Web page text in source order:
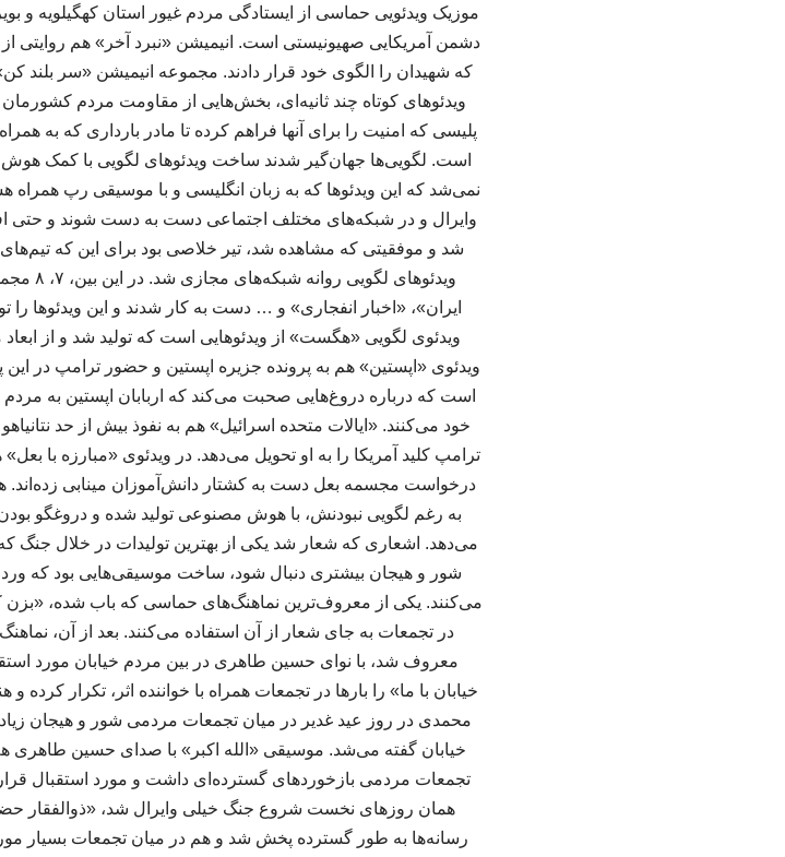
موزیک ویدئویی حماسی از ایستادگی مردم غیور استان کهگیلویه و
دشمن آمریکایی صهیونیستی است. انیمیشن «نبرد آخر» هم روایتی
ویدئوهای کوتاه چند ثانیه‌ای، بخش‌هایی از مقاومت مردم کشورمان
پلیسی که امنیت را برای آنها فراهم کرده تا مادر بارداری که به
است. لگویی‌ها جهان‌گیر شدند ساخت ویدئوهای لگویی با کمک هوش
نمی‌شد که این ویدئوها که به زبان انگلیسی و با موسیقی رپ همراه
وایرال و در شبکه‌های مختلف اجتماعی دست به دست شوند و حتی
شد و موفقیتی که مشاهده شد، تیر خلاصی بود برای این که
ایران»، «اخبار انفجاری» و … دست به کار شدند و این ویدئوها را
ویدئوی لگویی «هگست» از ویدئوهایی است که تولید شد و از
ویدئوی «اپستین» هم به پرونده جزیره اپستین و حضور ترامپ در این
است که درباره دروغ‌هایی صحبت می‌کند که اربابان اپستین به
خود می‌کنند. «ایالات متحده اسرائیل» هم به نفوذ بیش از حد
ترامپ کلید آمریکا را به او تحویل می‌دهد. در ویدئوی «مبارزه با
درخواست مجسمه بعل دست به کشتار دانش‌آموزان مینابی زده‌اند.
به رغم لگویی نبودنش، با هوش مصنوعی تولید شده و دروغگو
می‌دهد. اشعاری که شعار شد یکی از بهترین تولیدات در خلال جنگ
شور و هیجان بیشتری دنبال شود، ساخت موسیقی‌هایی بود که ورد
می‌کنند. یکی از معروف‌ترین نماهنگ‌های حماسی که باب شده،
در تجمعات به جای شعار از آن استفاده می‌کنند. بعد از آن،
معروف شد، با نوای حسین طاهری در بین مردم خیابان مورد
خیابان با ما» را بارها در تجمعات همراه با خواننده اثر، تکرار
محمدی در روز عید غدیر در میان تجمعات مردمی شور و هیجان
خیابان گفته می‌شد. موسیقی «الله اکبر» با صدای حسین طاهری
تجمعات مردمی بازخوردهای گسترده‌ای داشت و مورد استقبال
همان روزهای نخست شروع جنگ خیلی وایرال شد، «ذوالفقار
رسانه‌ها به طور گسترده پخش شد و هم در میان تجمعات بسیار